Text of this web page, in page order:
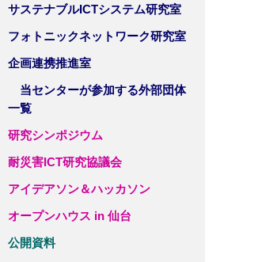
サステナブルICTシステム研究室
フォトニックネットワーク研究室
企画連携推進室
当センターが参加する外部団体
一覧
研究シンポジウム
耐災害ICT研究協議会
アイデアソン＆ハッカソン
オープンハウス in 仙台
公開資料